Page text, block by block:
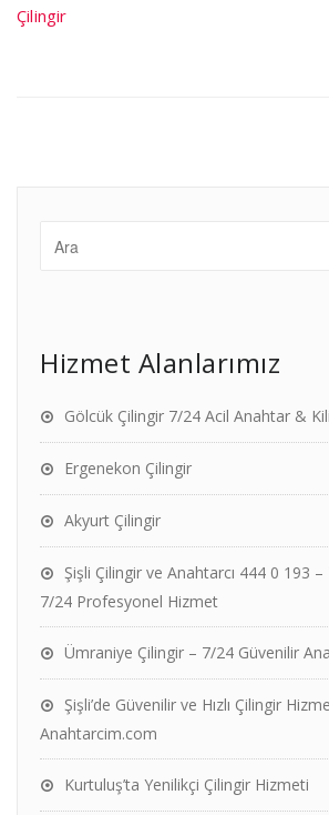
Çilingir
Hizmet Alanlarımız
Gölcük Çilingir 7/24 Acil Anahtar &
Ergenekon Çilingir
Akyurt Çilingir
Şişli Çilingir ve Anahtarcı 444 0 193
7/24 Profesyonel Hizmet
Ümraniye Çilingir – 7/24 Güvenilir
Şişli’de Güvenilir ve Hızlı Çilingir
Anahtarcim.com
Kurtuluş’ta Yenilikçi Çilingir Hizmeti